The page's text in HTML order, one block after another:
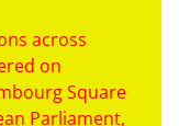
across
on
Square
Parliament,